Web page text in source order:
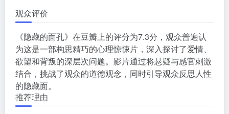
观众评价
《隐藏的面孔》在豆瓣上的评分为7.3分，观众普遍认
为这是一部构思精巧的心理惊悚片，深入探讨了爱情、
欲望和背叛的深层次问题。影片通过将悬疑与感官刺激
结合，挑战了观众的道德观念，同时引导观众反思人性
的隐藏面。
推荐理由